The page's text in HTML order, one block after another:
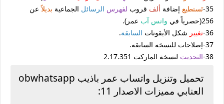
35- تَستطيع إضافة ألف قروب لفهرس الرسائل الجماعية بديلاً عن
256(حصرياً في
واتس آب عمر).
36- تغيير شكل الأيقونات السابقة.
37-إصلاحات للنسخه السابقه.
38- التحديث لنسخة الماركت 2.17.351
تحميل وتنزيل واتساب عمر باذيب obwhatsapp
العنابي مميزات الاصدار 11: